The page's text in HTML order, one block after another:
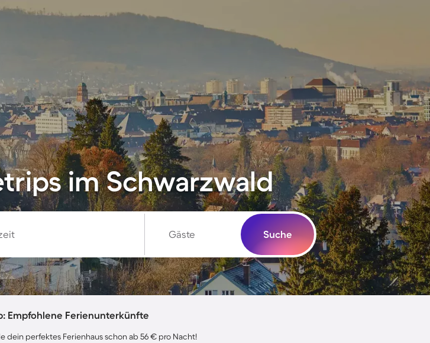
im Schwarzwald
Gäste Suche
Empfohlene Ferienunterkünfte
dein perfektes Ferienhaus schon ab 56 € pro Nacht!